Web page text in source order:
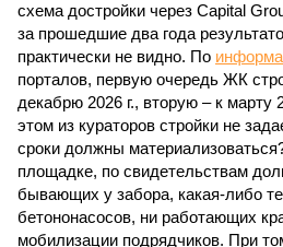
схема достройки через Capital
за прошедшие два года
практически не видно. По
порталов, первую очередь ЖК
декабрю 2026 г., вторую – к марту
этом из кураторов стройки не
сроки должны
площадке, по свидетельствам
бывающих у забора, какая-либо
бетононасосов, ни работающих
мобилизации подрядчиков. При